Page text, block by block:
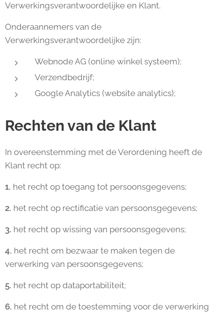
Verwerkingsverantwoordelijke en Klant.
Onderaannemers van de
Verwerkingsverantwoordelijke zijn:
Webnode AG (online winkel systeem);
Verzendbedrijf;
Google Analytics (website analytics);
Rechten van de Klant
In overeenstemming met de Verordening heeft de
Klant recht op:
1. het recht op toegang tot persoonsgegevens;
2. het recht op rectificatie van persoonsgegevens;
3. het recht op wissing van persoonsgegevens;
4. het recht om bezwaar te maken tegen de
verwerking van persoonsgegevens;
5. het recht op dataportabiliteit;
6. het recht om de toestemming voor de verwerking